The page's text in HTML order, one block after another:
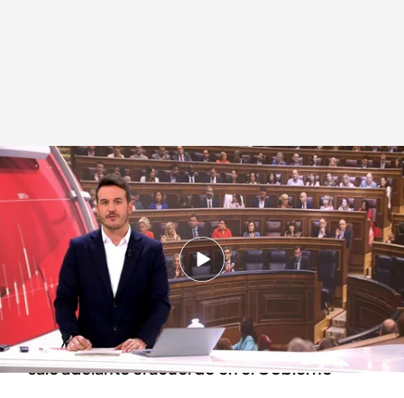
Las noticias, de la mano de Diego Losada
Redacción digital Noticias Cuatro
16 JUL 2024 - 21:19h.
Analizamos lo que ha costado el fichaje de
Kylian Mbappé en el Real Madrid
Quemar una foto del rey ya no será delito si
sale adelante el acuerdo en el Gobierno